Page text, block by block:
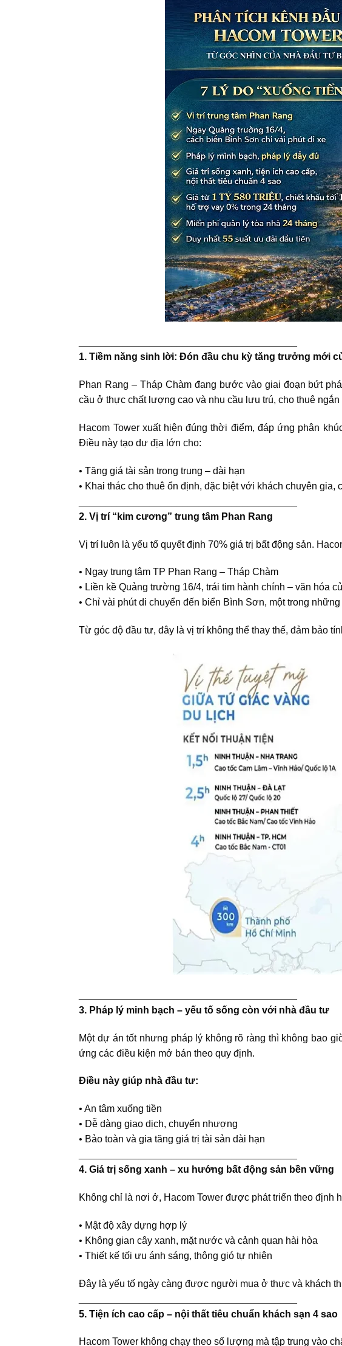
1. Tiềm năng sinh lời: Đón đầu chu kỳ tăng trưởng mới
Phan Rang – Tháp Chàm đang bước vào giai đoạn bứt
cầu ở thực chất lượng cao và nhu cầu lưu trú, cho thuê
Hacom Towerxuất hiện đúng thời điểm, đáp ứng phân
Điều này tạo dư địa lớn cho:
• Tăng giá tài sản trong trung – dài hạn
• Khai thác cho thuê ổn định, đặc biệt với khách chuyên gia,
2. Vị trí “kim cương” trung tâm Phan Rang
Vị trí luôn là yếu tố quyết định 70% giá trị bất động sản.
• Ngay trung tâm TP Phan Rang – Tháp Chàm
• Liền kề Quảng trường 16/4, trái tim hành chính – văn hóa
• Chỉ vài phút di chuyển đến biển Bình Sơn, một trong
Từ góc độ đầu tư, đây là vị trí không thể thay thế, đảm bảo
3. Pháp lý minh bạch – yếu tố sống còn với nhà đầu tư
Một dự án tốt nhưng pháp lý không rõ ràng thì không bao
ứng các điều kiện mở bán theo quy định.
Điều này giúp nhà đầu tư:
• An tâm xuống tiền
• Dễ dàng giao dịch, chuyển nhượng
• Bảo toàn và gia tăng giá trị tài sản dài hạn
4. Giá trị sống xanh – xu hướng bất động sản bền vững
Không chỉ là nơi ở, Hacom Tower được phát triển theo định
• Mật độ xây dựng hợp lý
• Không gian cây xanh, mặt nước và cảnh quan hài hòa
• Thiết kế tối ưu ánh sáng, thông gió tự nhiên
Đây là yếu tố ngày càng được người mua ở thực và khách
5. Tiện ích cao cấp – nội thất tiêu chuẩn khách sạn 4 sao
Hacom Tower không chạy theo số lượng mà tập trung vào